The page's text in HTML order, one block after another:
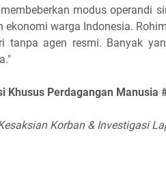
modus operandi
ekonomi warga Indonesia.
tanpa agen resmi. Banyak
Khusus Perdagangan
Korban & Investigasi